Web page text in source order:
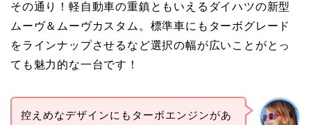
その通り！軽自動車の重鎮ともいえるダイハツの新型
ムーヴ＆ムーヴカスタム。標準車にもターボグレード
をラインナップさせるなど選択の幅が広いことがとっ
ても魅力的な一台です！
控えめなデザインにもターボエンジンがあ